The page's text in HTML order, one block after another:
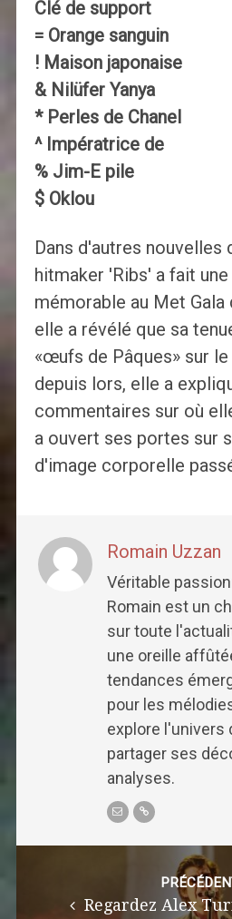
Clé de support
= Orange sanguin
! Maison japonaise
& Nilüfer Yanya
* Perles de Chanel
^ Impératrice de
% Jim-E pile
$ Oklou
Dans d'autres nouvelles
hitmaker 'Ribs' a fait
mémorable au Met Gala
elle a révélé que sa
«œufs de Pâques» sur
depuis lors, elle a
commentaires sur où
a ouvert ses portes sur
d'image corporelle
Romain Uzzan
Véritable
Romain est un
sur toute
une oreille
tendances
pour les
explore l'univers
partager ses
analyses.
Regardez Alex